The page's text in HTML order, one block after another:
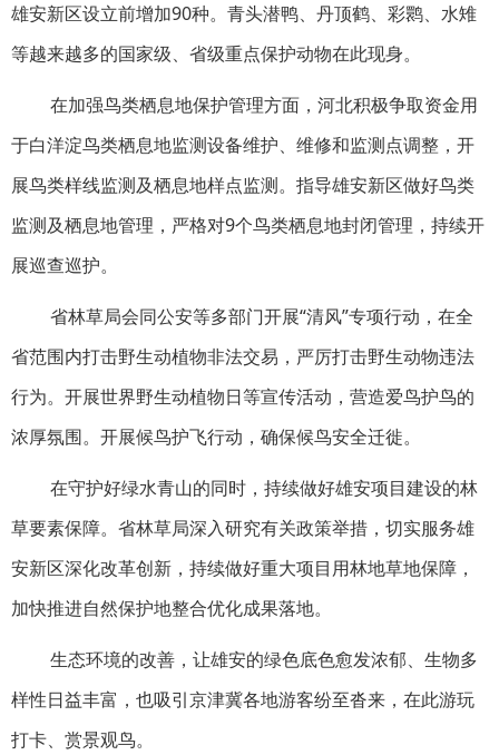
雄安新区设立前增加90种。青头潜鸭、丹顶鹤、彩鹮、水雉
等越来越多的国家级、省级重点保护动物在此现身。
在加强鸟类栖息地保护管理方面，河北积极争取资金用
于白洋淀鸟类栖息地监测设备维护、维修和监测点调整，开
展鸟类样线监测及栖息地样点监测。指导雄安新区做好鸟类
监测及栖息地管理，严格对9个鸟类栖息地封闭管理，持续开
展巡查巡护。
省林草局会同公安等多部门开展“清风”专项行动，在全
省范围内打击野生动植物非法交易，严厉打击野生动物违法
行为。开展世界野生动植物日等宣传活动，营造爱鸟护鸟的
浓厚氛围。开展候鸟护飞行动，确保候鸟安全迁徙。
在守护好绿水青山的同时，持续做好雄安项目建设的林
草要素保障。省林草局深入研究有关政策举措，切实服务雄
安新区深化改革创新，持续做好重大项目用林地草地保障，
加快推进自然保护地整合优化成果落地。
生态环境的改善，让雄安的绿色底色愈发浓郁、生物多
样性日益丰富，也吸引京津冀各地游客纷至沓来，在此游玩
打卡、赏景观鸟。